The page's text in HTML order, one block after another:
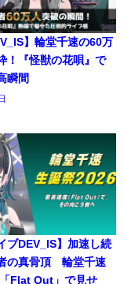
】輪堂千速の60万
！『怪獣の花唄』で
瞬間
ブDEV_IS】加速し続
の真骨頂 輪堂千速
Flat Out」で見せ